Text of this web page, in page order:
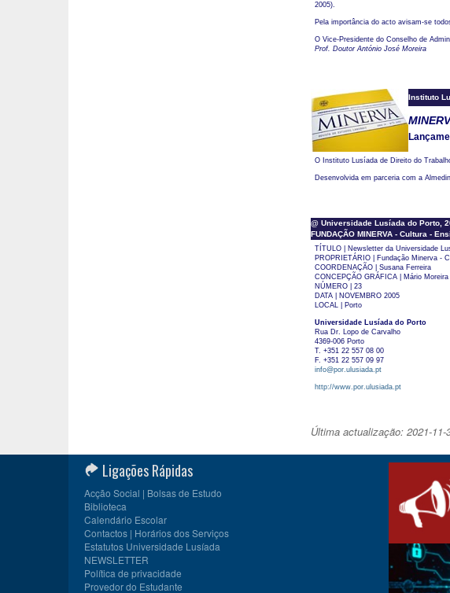
2005).
Pela importância do acto avisam-se
O Vice-Presidente do Conselho de
Prof. Doutor António José Moreira
Instituto
O Instituto Lusíada de Direito do
Desenvolvida em parceria com a
@ Universidade Lusíada do Porto,
FUNDAÇÃO MINERVA - Cultura -
TÍTULO | Newsletter da Universidade
PROPRIETÁRIO | Fundação Minerva -
COORDENAÇÃO | Susana Ferreira
CONCEPÇÃO GRÁFICA | Mário Moreira
NÚMERO | 23
DATA | NOVEMBRO 2005
LOCAL | Porto
Universidade Lusíada do Porto
Rua Dr. Lopo de Carvalho
4369-006 Porto
T. +351 22 557 08 00
F. +351 22 557 09 97
info@por.ulusiada.pt
http://www.por.ulusiada.pt
Última actualização: 2021-11-
Ligações Rápidas
Acção Social | Bolsas de Estudo
Biblioteca
Calendário Escolar
Contactos | Horários dos Serviços
Estatutos Universidade Lusíada
NEWSLETTER
Política de privacidade
Provedor do Estudante